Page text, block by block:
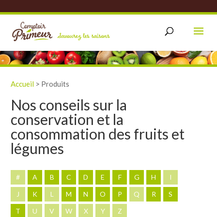
Accueil > Produits
Nos conseils sur la
conservation et la
consommation des fruits et
légumes
# A B C D E F G H I
J K L M N O P Q R S
T U V W X Y Z